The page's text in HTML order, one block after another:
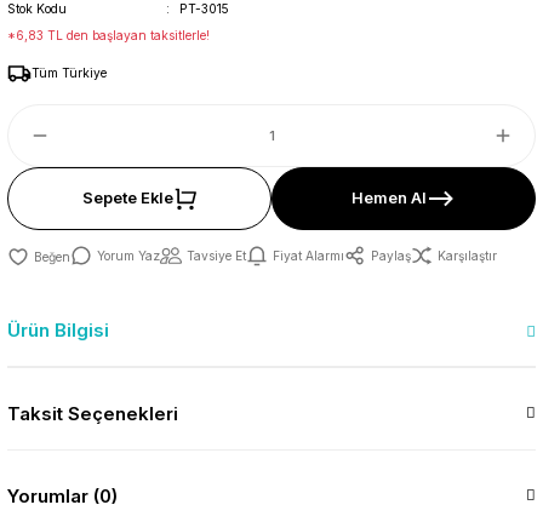
Stok Kodu
PT-3015
*6,83 TL den başlayan taksitlerle!
Tüm Türkiye
Sepete Ekle Hemen Al
Yorum Yaz Tavsiye Et Fiyat Alarmı Paylaş Karşılaştır
Ürün Bilgisi
Taksit Seçenekleri
Yorumlar (0)